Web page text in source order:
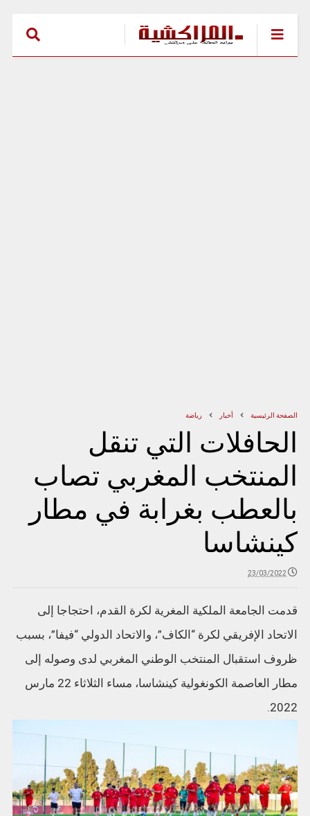
الصفحة الرئيسية أخبار رياضة
الحافلات التي تنقل
المنتخب المغربي تصاب
بالعطب بغرابة في مطار
كينشاسا
23/03/2022
قدمت الجامعة الملكية المغرية لكرة القدم، احتجاجا إلى
الاتحاد الإفريقي لكرة “الكاف”، والاتحاد الدولي “فيفا”، بسبب
ظروف استقبال المنتخب الوطني المغربي لدى وصوله إلى
مطار العاصمة الكونغولية كينشاسا، مساء الثلاثاء 22 مارس
2022.